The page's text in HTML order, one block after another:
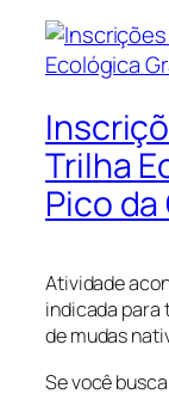
Trilha
Pico
Atividade
indicada para
de mudas
Se você